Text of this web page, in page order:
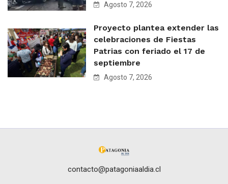
Agosto 7, 2026
Proyecto plantea extender las
celebraciones de Fiestas
Patrias con feriado el 17 de
septiembre
Agosto 7, 2026
contacto@patagoniaaldia.cl